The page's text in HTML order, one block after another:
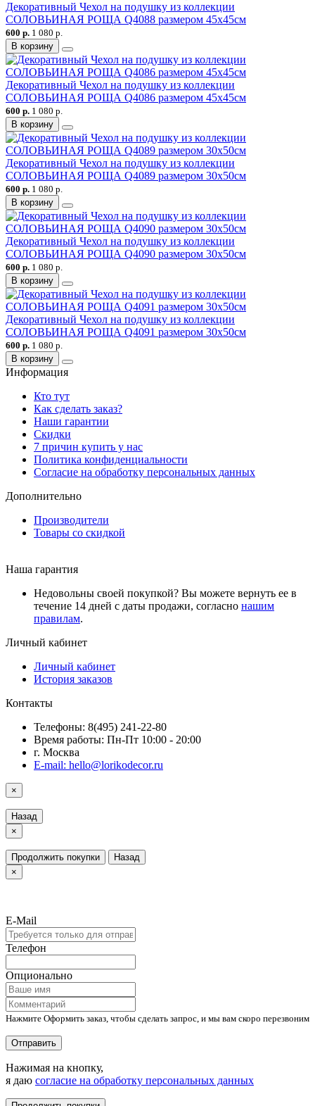
Декоративный Чехол на подушку из коллекции
СОЛОВЬИНАЯ РОЩА Q4088 размером 45х45см
600 р. 1 080 р.
В корзину
Декоративный Чехол на подушку из коллекции
СОЛОВЬИНАЯ РОЩА Q4086 размером 45х45см
600 р. 1 080 р.
В корзину
Декоративный Чехол на подушку из коллекции
СОЛОВЬИНАЯ РОЩА Q4089 размером 30х50см
600 р. 1 080 р.
В корзину
Декоративный Чехол на подушку из коллекции
СОЛОВЬИНАЯ РОЩА Q4090 размером 30х50см
600 р. 1 080 р.
В корзину
Декоративный Чехол на подушку из коллекции
СОЛОВЬИНАЯ РОЩА Q4091 размером 30х50см
600 р. 1 080 р.
В корзину
Информация
Кто тут
Как сделать заказ?
Наши гарантии
Скидки
7 причин купить у нас
Политика конфиденциальности
Согласие на обработку персональных данных
Дополнительно
Производители
Товары со скидкой
Наша гарантия
Недовольны своей покупкой? Вы можете вернуть ее в
течение 14 дней с даты продажи, согласно нашим
правилам.
Личный кабинет
Личный кабинет
История заказов
Контакты
Телефоны: 8(495) 241-22-80
Время работы: Пн-Пт 10:00 - 20:00
г. Москва
E-mail: hello@lorikodecor.ru
×
Назад
×
Продолжить покупки
Назад
×
E-Mail
Телефон
Опционально
Нажмите Оформить заказ, чтобы сделать запрос, и мы вам скоро перезвоним
Отправить
Нажимая на кнопку,
я даю согласие на обработку персональных данных